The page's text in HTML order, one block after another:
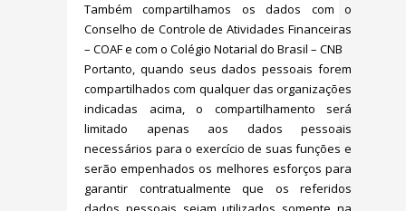
Também compartilhamos os dados com o
Conselho de Controle de Atividades Financeiras
– COAF e com o Colégio Notarial do Brasil – CNB
Portanto, quando seus dados pessoais forem
compartilhados com qualquer das organizações
indicadas acima, o compartilhamento será
limitado apenas aos dados pessoais
necessários para o exercício de suas funções e
serão empenhados os melhores esforços para
garantir contratualmente que os referidos